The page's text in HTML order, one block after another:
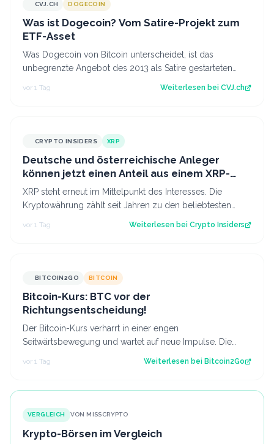
CVJ.CHCVJ.CH DOGECOIN
Was ist Dogecoin? Vom Satire-Projekt zum
ETF-Asset
Was Dogecoin von Bitcoin unterscheidet, ist das
unbegrenzte Angebot des 2013 als Satire gestarteten
Coins mit eigenem US-Spot-ETF. Der Artik…
vor 1 Tag Weiterlesen bei CVJ.ch
CRYPTO INSIDERS XRP
Deutsche und österreichische Anleger
können jetzt einen Anteil aus einem XRP-
Topf im Wert von 190.000 € sichern
XRP steht erneut im Mittelpunkt des Interesses. Die
Kryptowährung zählt seit Jahren zu den beliebtesten
vor 1 Tag Weiterlesen bei Crypto Insiders
BITCOIN2GO BITCOIN
Bitcoin-Kurs: BTC vor der
Richtungsentscheidung!
Der Bitcoin-Kurs verharrt in einer engen
Seitwärtsbewegung und wartet auf neue Impulse. Die
aktuelle Chartstruktur deutet auf eine bevorsteh…
vor 1 Tag Weiterlesen bei Bitcoin2Go
VERGLEICH VON MISSCRYPTO
Krypto-Börsen im Vergleich